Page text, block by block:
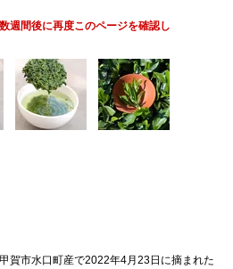
賀市水口町産で2022年4月23日に摘まれた
週間後に再度このページを確認し